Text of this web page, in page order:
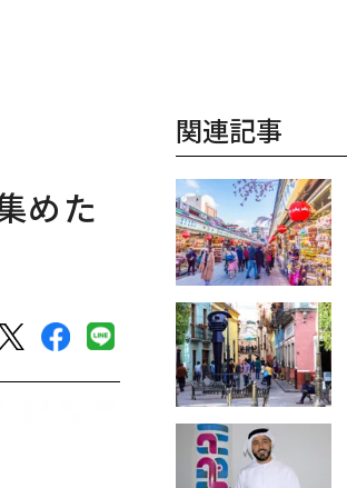
めた
関連記事